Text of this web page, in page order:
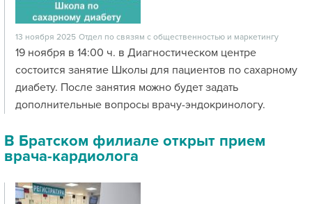
13 ноября 2025 Отдел по связям с общественностью и маркетингу
19 ноября в 14:00 ч. в Диагностическом центре
состоится занятие Школы для пациентов по сахарному
диабету. После занятия можно будет задать
дополнительные вопросы врачу-эндокринологу.
В Братском филиале открыт прием
врача-кардиолога